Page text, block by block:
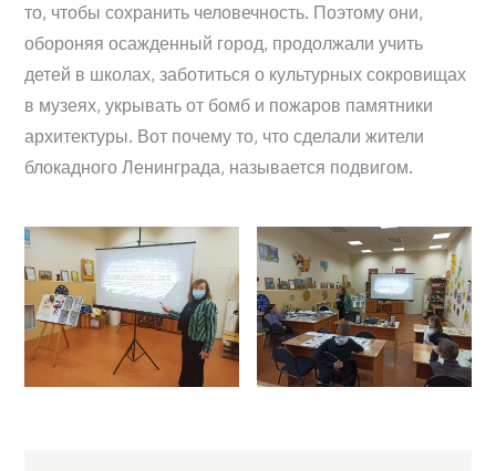
то, чтобы сохранить человечность. Поэтому они,
обороняя осажденный город, продолжали учить
детей в школах, заботиться о культурных сокровищах
в музеях, укрывать от бомб и пожаров памятники
архитектуры. Вот почему то, что сделали жители
блокадного Ленинграда, называется подвигом.